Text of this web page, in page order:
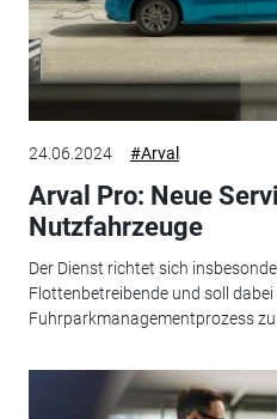
24.06.2024 #Arval
Arval Pro: Neue
Nutzfahrzeuge
Der Dienst richtet sich
Flottenbetreibende und soll dabei
Fuhrparkmanagementprozess zu